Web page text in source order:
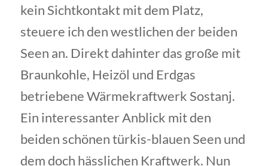
kein Sichtkontakt mit dem Platz,
steuere ich den westlichen der beiden
Seen an. Direkt dahinter das große mit
Braunkohle, Heizöl und Erdgas
betriebene Wärmekraftwerk Sostanj.
Ein interessanter Anblick mit den
beiden schönen türkis-blauen Seen und
dem doch hässlichen Kraftwerk. Nun